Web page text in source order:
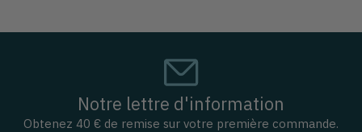
Notre lettre d'information
Obtenez 40 € de remise sur votre première commande.